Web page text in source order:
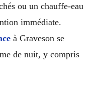
ou un chauffe-eau
immédiate.
à Graveson se
de nuit, y compris